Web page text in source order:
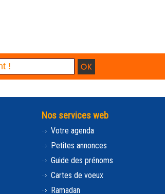
Nos services web
Votre agenda
Petites annonces
Guide des prénoms
Cartes de voeux
Ramadan